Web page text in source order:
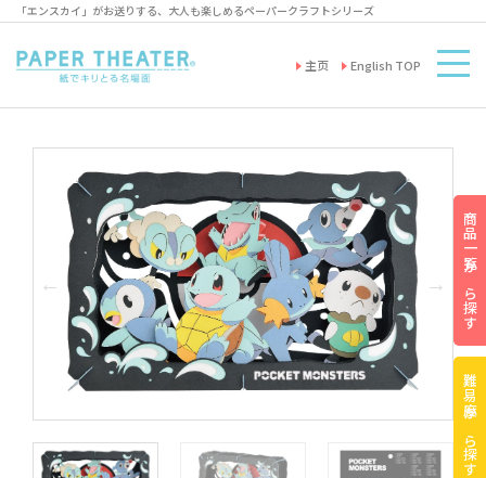
「エンスカイ」がお送りする、大人も楽しめるペーパークラフトシリーズ
主页 English TOP
商品一覧から探す
難易度から探す